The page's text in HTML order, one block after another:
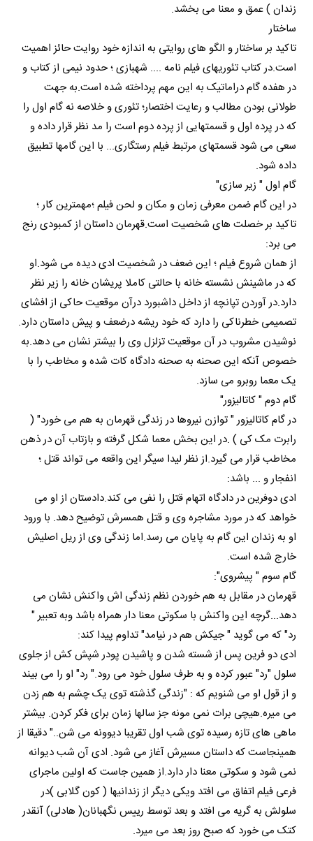
زندان ) عمق و معنا می بخشد.
ساختار
تاکید بر ساختار و الگو های روایتی به اندازه خود روایت حائز اهمیت
است.در کتاب تئوریهای فیلم نامه .... شهبازی ؛ حدود نیمی از کتاب و
در هفده گام دراماتیک به این مهم پرداخته شده است.به جهت
طولانی بودن مطالب و رعایت اختصار؛ تئوری و خلاصه نه گام اول را
که در پرده اول و قسمتهایی از پرده دوم است را مد نظر قرار داده و
سعی می شود قسمتهای مرتبط فیلم رستگاری... با این گامها تطبیق
داده شود.
گام اول " زیر سازی"
در این گام ضمن معرفی زمان و مکان و لحن فیلم ؛مهمترین کار ؛
تاکید بر خصلت های شخصیت است.قهرمان داستان از کمبودی رنج
می برد:
از همان شروع فیلم ؛ این ضعف در شخصیت ادی دیده می شود.او
که در ماشینش نشسته خانه با حالتی کاملا پریشان خانه را زیر نظر
دارد.در آوردن تپانچه از داخل داشبورد درآن موقعیت حاکی از افشای
تصمیمی خطرناکی را دارد که خود ریشه درضعف و پیش داستان دارد.
نوشیدن مشروب در آن موقعیت تزلزل وی را بیشتر نشان می دهد.به
خصوص آنکه این صحنه به صحنه دادگاه کات شده و مخاطب را با
یک معما روبرو می سازد.
گام دوم " کاتالیزور"
در گام کاتالیزور " توازن نیروها در زندگی قهرمان به هم می خورد" (
رابرت مک کی ) .در این بخش معما شکل گرفته و بازتاب آن در ذهن
مخاطب قرار می گیرد.از نظر لیدا سیگر این واقعه می تواند قتل ؛
انفجار و ... باشد:
ادی دوفرین در دادگاه اتهام قتل را نفی می کند.دادستان از او می
خواهد که در مورد مشاجره وی و قتل همسرش توضیح دهد. با ورود
او به زندان این گام به پایان می رسد.اما زندگی وی از ریل اصلیش
خارج شده است.
گام سوم " پیشروی":
قهرمان در مقابل به هم خوردن نظم زندگی اش واکنش نشان می
دهد...گرچه این واکنش با سکوتی معنا دار همراه باشد وبه تعبیر "
رد" که می گوید " جیکش هم در نیامد" تداوم پیدا کند:
ادی دو فرین پس از شسته شدن و پاشیدن پودر شپش کش از جلوی
سلول "رد" عبور کرده و به طرف سلول خود می رود." رد" او را می بیند
و از قول او می شنویم که : "زندگی گذشته توی یک چشم به هم زدن
می میره.هیچی برات نمی مونه جز سالها زمان برای فکر کردن. بیشتر
ماهی های تازه رسیده توی شب اول تقریبا دیوونه می شن.." دقیقا از
همینجاست که داستان مسیرش آغاز می شود. ادی آن شب دیوانه
نمی شود و سکوتی معنا دار دارد.از همین جاست که اولین ماجرای
فرعی فیلم اتفاق می افتد ویکی دیگر از زندانیها ( کون گلابی )در
سلولش به گریه می افتد و بعد توسط رییس نگهبانان( هادلی) آنقدر
کتک می خورد که صبح روز بعد می میرد.